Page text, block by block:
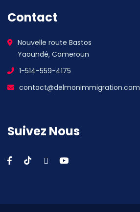
Contact
Nouvelle route Bastos
Yaoundé, Cameroun
1-514-559-4175
contact@delmonimmigration.com
Suivez Nous